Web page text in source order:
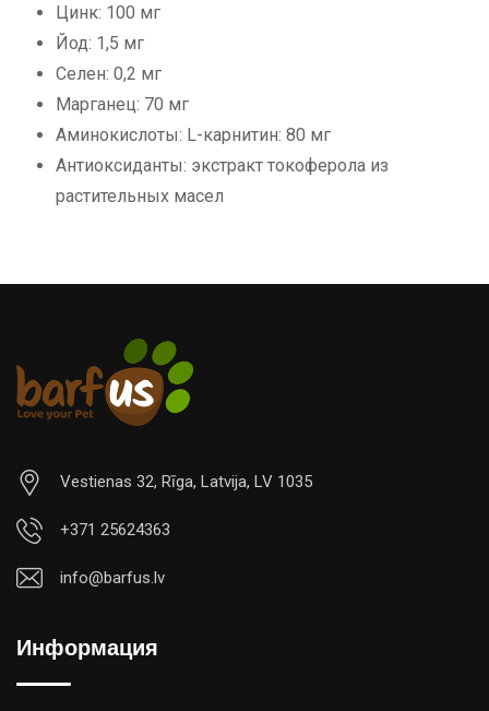
Цинк: 100 мг
Йод: 1,5 мг
Селен: 0,2 мг
Марганец: 70 мг
Аминокислоты: L-карнитин: 80 мг
Антиоксиданты: экстракт токоферола из
растительных масел
Vestienas 32, Rīga, Latvija, LV 1035
+371 25624363
info@barfus.lv
Информация